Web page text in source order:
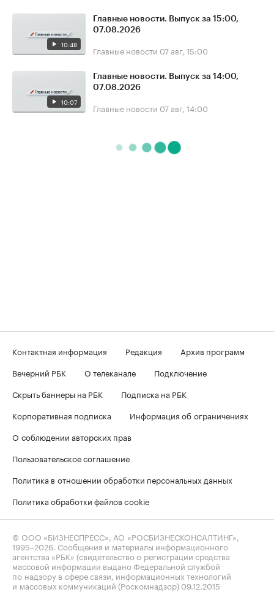
10:48
Главные новости. Выпуск за 15:00,
07.08.2026
Главные новости 07 авг, 15:00
10:07
Главные новости. Выпуск за 14:00,
07.08.2026
Главные новости 07 авг, 14:00
Контактная информация Редакция
Архив программ
Вечерний РБК
О телеканале
Подключение
Скрыть баннеры на РБК
Подписка на РБК
Корпоративная подписка
Информация об ограничениях
О соблюдении авторских прав
Пользовательское соглашение
Политика в отношении обработки персональных данных
Политика обработки файлов cookie
© ООО «БИЗНЕСПРЕСС», АО «РОСБИЗНЕСКОНСАЛТИНГ»,
1995–2026 . Сообщения и материалы информационного
агентства «РБК» (свидетельство о регистрации средства
массовой информации выдано Федеральной службой
по надзору в сфере связи, информационных технологий
и массовых коммуникаций (Роскомнадзор) 09.12.2015